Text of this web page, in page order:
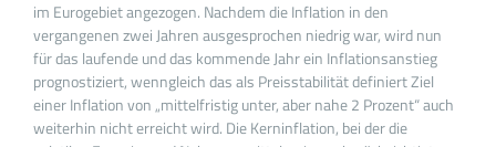
im Eurogebiet angezogen. Nachdem die Inflation in den
vergangenen zwei Jahren ausgesprochen niedrig war, wird nun
für das laufende und das kommende Jahr ein Inflationsanstieg
prognostiziert, wenngleich das als Preisstabilität definiert Ziel
einer Inflation von „mittelfristig unter, aber nahe 2 Prozent“ auch
weiterhin nicht erreicht wird. Die Kerninflation, bei der die